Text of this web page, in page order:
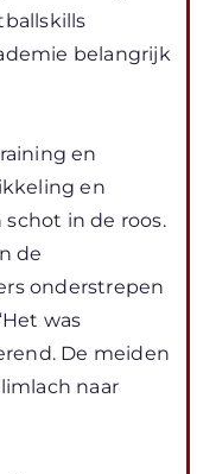
belangrijk
en
en
in de roos.
de
onderstrepen
was
De meiden
naar